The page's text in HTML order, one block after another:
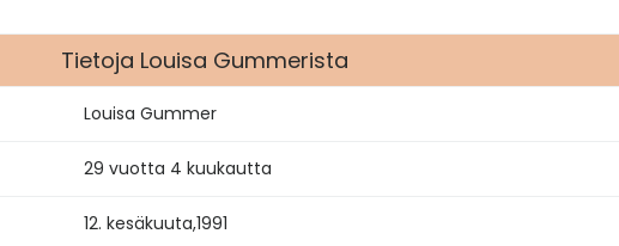
Tietoja Louisa Gummerista
Louisa Gummer
29 vuotta 4 kuukautta
12. kesäkuuta,1991